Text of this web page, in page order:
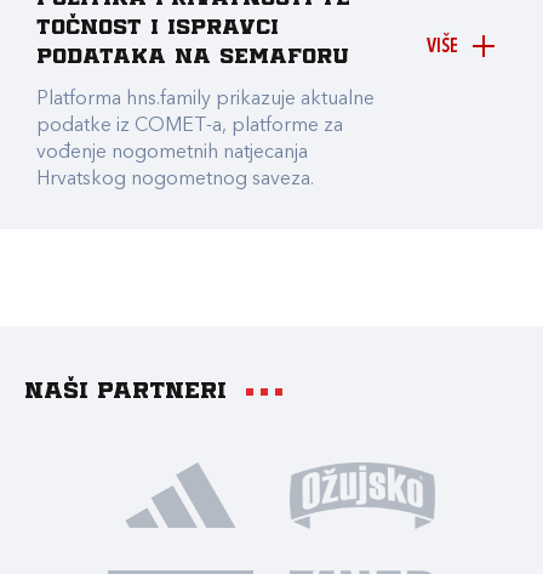
VIŠE
točnost i ispravci
podataka na Semaforu
Platforma hns.family prikazuje aktualne
podatke iz COMET-a, platforme za
vođenje nogometnih natjecanja
Hrvatskog nogometnog saveza.
Naši partneri